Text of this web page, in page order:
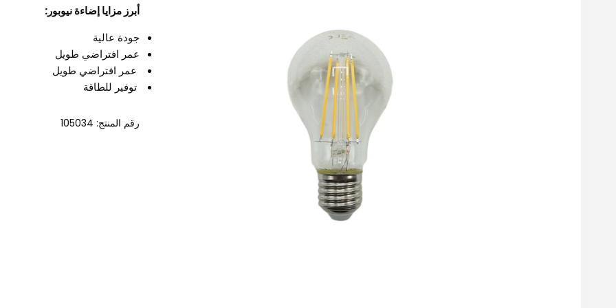
أبرز مزايا إضاءة نيوبور:
جودة عالية
عمر افتراضي طويل
عمر افتراضي طويل
توفير للطاقة
رقم المنتج: 105034